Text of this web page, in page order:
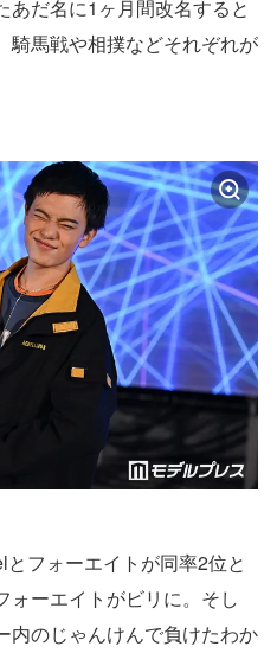
だ名に1ヶ月間改名すると
騎馬戦や相撲などそれぞれが
フォーエイトが同率2位と
ォーエイトがビリに。そし
内のじゃんけんで負けたわか